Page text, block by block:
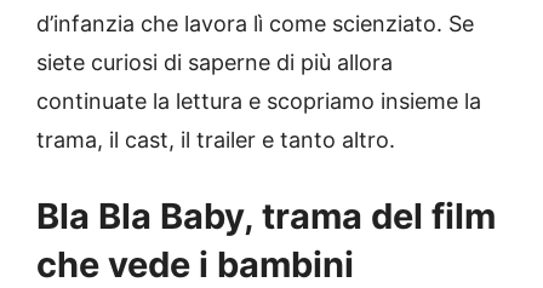
d’infanzia che lavora lì come scienziato. Se
siete curiosi di saperne di più allora
continuate la lettura e scopriamo insieme la
trama, il cast, il trailer e tanto altro.
Bla Bla Baby, trama del film
che vede i bambini